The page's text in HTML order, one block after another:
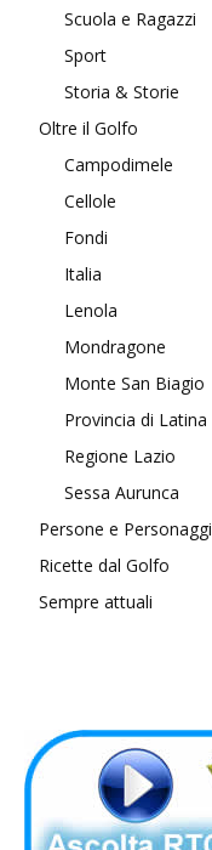
Scuola e Ragazzi
Sport
Storia & Storie
Oltre il Golfo
Campodimele
Cellole
Fondi
Italia
Lenola
Mondragone
Monte San Biagio
Provincia di Latina
Regione Lazio
Sessa Aurunca
Persone e Personaggi
Ricette dal Golfo
Sempre attuali